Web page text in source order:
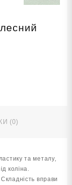
(0)
та металу,
коліна.
вправи